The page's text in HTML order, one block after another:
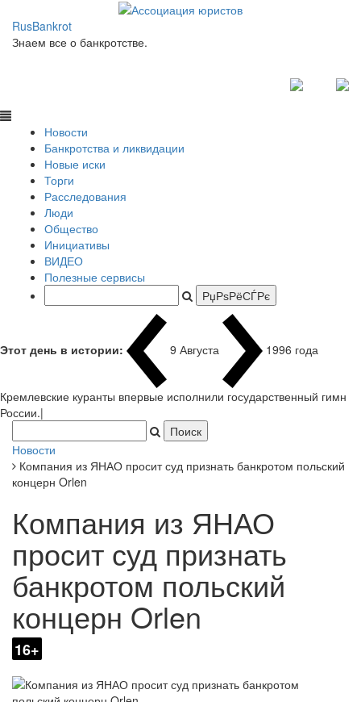
RusBankrot
Знаем все о банкротстве.
Новости
Банкротства и ликвидации
Новые иски
Торги
Расследования
Люди
Общество
Инициативы
ВИДЕО
Полезные сервисы
Этот день в истории: 9 Августа 1996 года
Кремлевские куранты впервые исполнили государственный гимн
России.|
Новости
Компания из ЯНАО просит суд признать банкротом польский
концерн Orlen
Компания из ЯНАО
просит суд признать
банкротом польский
концерн Orlen
16+